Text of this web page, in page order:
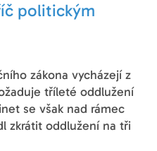
politickým
zákona vycházejí z
tříleté oddlužení
se však nad rámec
zkrátit oddlužení na tři